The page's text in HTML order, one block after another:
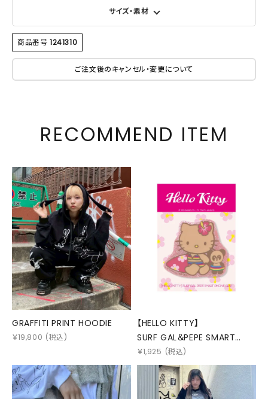
サイズ・素材
商品番号 1241310
ご注文後のキャンセル・変更について
RECOMMEND ITEM
GRAFFITI PRINT HOODIE
￥19,800 (税込)
【HELLO KITTY】
SURF GAL＆PEPE SMART
PHONE GRIP
￥1,925 (税込)